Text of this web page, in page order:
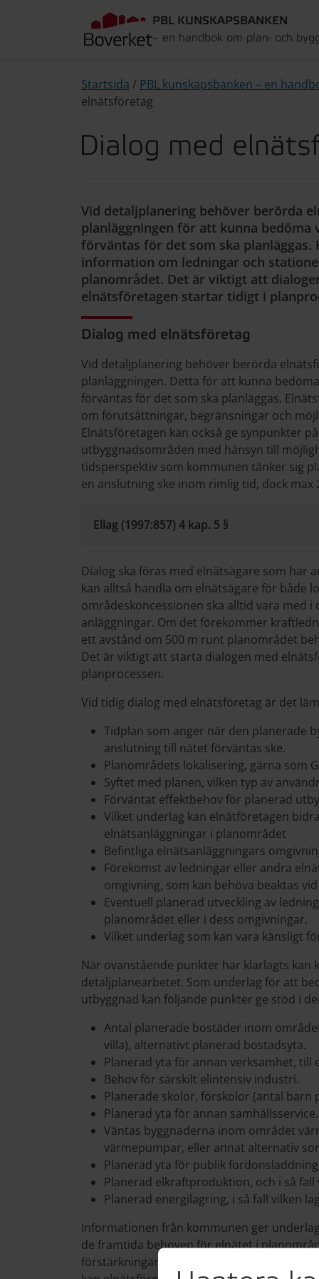
PBL KUNSKAPSBANKEN
– en handbok om plan- och
Startsida / PBL kunskapsbanken – en
elnätsföretag
Dialog med
Vid detaljplanering behöver berörda
planläggningen för att kunna
förväntas för det som ska planläggas.
information om ledningar och
planområdet. Det är viktigt att
elnätsföretagen startar tidigt i
Dialog med elnätsföretag
Vid detaljplanering behöver berörda
planläggningen. Detta för att kunna
förväntas för det som ska planläggas.
om förutsättningar, begränsningar och
Elnätsföretagen kan också ge synpunkter
utbyggnadsområden med hänsyn till
tidsperspektiv som kommunen tänker sig
en anslutning ske inom rimlig tid, dock
Ellag (1997:857) 4 kap. 5 §
Dialog ska föras med elnätsägare som har
kan alltså handla om elnätsägare för både
områdeskoncessionen ska alltid vara med
anläggningar. Om det förekommer
ett avstånd om 500 m runt planområdet
Det är viktigt att starta dialogen med
planprocessen.
Vid tidig dialog med elnätsföretag är det
Tidplan som anger när den planerade
anslutning till nätet förväntas ske.
Planområdets lokalisering, gärna som
Syftet med planen, vilken typ av
Förväntat effektbehov för planerad
Vilket underlag kan elnätföretagen
elnätsanläggningar i planområdet
Befintliga elnätsanläggningars
Förekomst av ledningar eller andra
omgivning, som kan behöva beaktas
Eventuell planerad utveckling av
planområdet eller i dess omgivningar.
Vilket underlag som kan vara känsligt
När ovanstående punkter har klarlagts kan
detaljplanearbetet. Som underlag för att
utbyggnad kan följande punkter ge stöd i
Antal planerade bostäder inom
villa), alternativt planerad bostadsyta.
Planerad yta för annan verksamhet,
Behov för särskilt elintensiv industri.
Planerade skolor, förskolor (antal barn
Planerad yta för annan samhällsservice.
Väntas byggnaderna inom området
värmepumpar, eller annat alternativ
Planerad yta för publik
Planerad elkraftproduktion, och i så
Planerad energilagring, i så fall vilken
Informationen från kommunen ger
de framtida behoven för elnätet i
förstärkningar av elnät utanför